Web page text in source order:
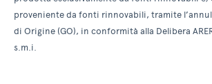
proveniente da fonti rinnovabili, tramite
di Origine (GO), in conformità alla Delibera
s.m.i.